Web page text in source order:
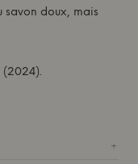
doux, mais
(2024).
+